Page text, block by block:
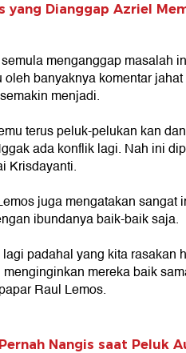
yang Dianggap Azriel
semula menganggap masalah
banyaknya komentar
menjadi.
terus peluk-pelukan kan
ada konflik lagi. Nah ini
Krisdayanti.
juga mengatakan sangat
ibundanya baik-baik saja.
padahal yang kita rasakan
mereka baik
Raul Lemos.
Nangis saat Peluk